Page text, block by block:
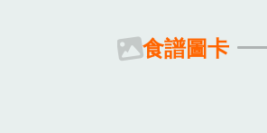
食譜圖卡